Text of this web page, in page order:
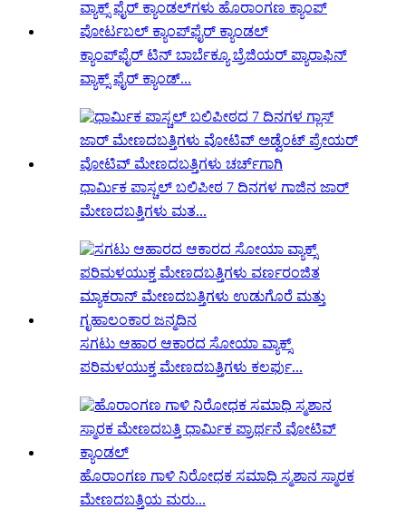
ಕ್ಯಾಂಪ್‌ಫೈರ್ ಟಿನ್ ಬಾರ್ಬೆಕ್ಯೂ ಬ್ರೆಜಿಯರ್ ಪ್ಯಾರಾಫಿನ್
ವ್ಯಾಕ್ಸ್ ಫೈರ್ ಕ್ಯಾಂಡ್...
ಧಾರ್ಮಿಕ ಪಾಸ್ಚಲ್ ಬಲಿಪೀಠ 7 ದಿನಗಳ ಗಾಜಿನ ಜಾರ್
ಮೇಣದಬತ್ತಿಗಳು ಮತ...
ಸಗಟು ಆಹಾರ ಆಕಾರದ ಸೋಯಾ ವ್ಯಾಕ್ಸ್
ಪರಿಮಳಯುಕ್ತ ಮೇಣದಬತ್ತಿಗಳು ಕಲರ್ಫು...
ಹೊರಾಂಗಣ ಗಾಳಿ ನಿರೋಧಕ ಸಮಾಧಿ ಸ್ಮಶಾನ ಸ್ಮಾರಕ
ಮೇಣದಬತ್ತಿಯ ಮರು...